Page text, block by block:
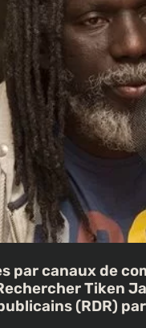
par canaux de
Tiken
(RDR)